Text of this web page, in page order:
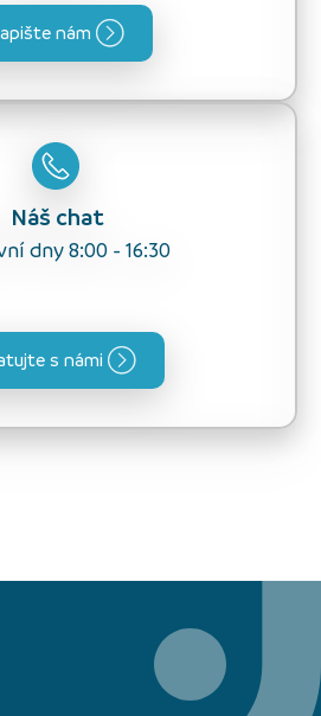
nám
Náš chat
dny 8:00 - 16:30
s námi